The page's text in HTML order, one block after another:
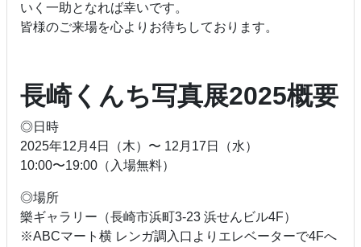
いく一助となれば幸いです。
皆様のご来場を心よりお待ちしております。
長崎くんち写真展2025概要
◎日時
2025年12月4日（木）〜 12月17日（水）
10:00〜19:00（入場無料）
◎場所
樂ギャラリー（長崎市浜町3-23 浜せんビル4F）
※ABCマート横 レンガ調入口よりエレベーターで4Fへ